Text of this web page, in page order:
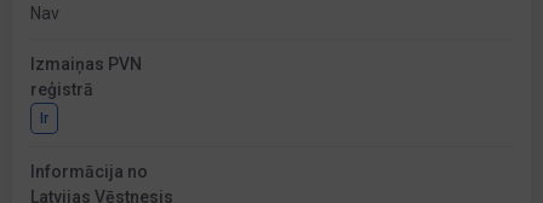
Nav
Izmaiņas PVN
reģistrā
Ir
Informācija no
Latvijas Vēstnesis